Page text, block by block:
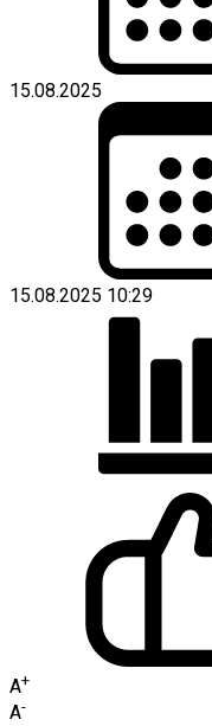
15.08.2025
15.08.2025 10:29
A+
A-